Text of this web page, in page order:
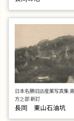
日本名勝旧蹟産業写真集
方之部 新訂
長岡 東山石油坑